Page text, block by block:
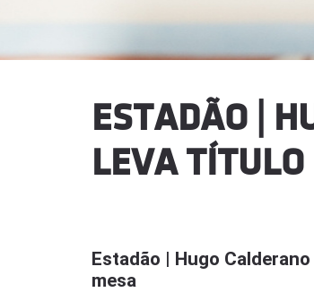
ESTADÃO |
LEVA
Estadão | Hugo
mesa